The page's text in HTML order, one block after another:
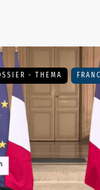
- THEMA